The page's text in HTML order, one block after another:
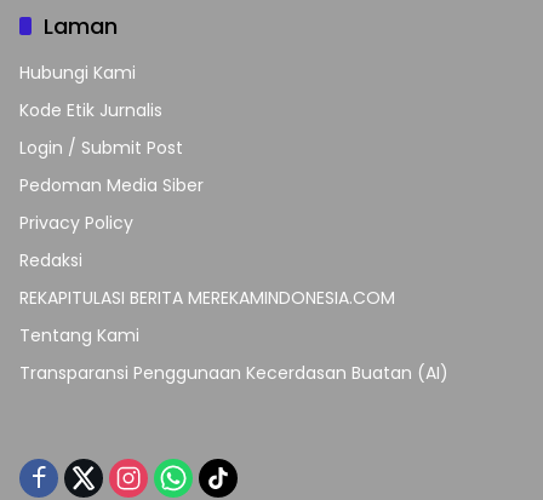
Laman
Hubungi Kami
Kode Etik Jurnalis
Login / Submit Post
Pedoman Media Siber
Privacy Policy
Redaksi
REKAPITULASI BERITA MEREKAMINDONESIA.COM
Tentang Kami
Transparansi Penggunaan Kecerdasan Buatan (AI)